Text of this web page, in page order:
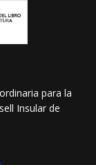
para la
Insular de